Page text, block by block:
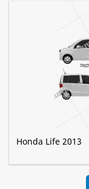
Honda Life 2013